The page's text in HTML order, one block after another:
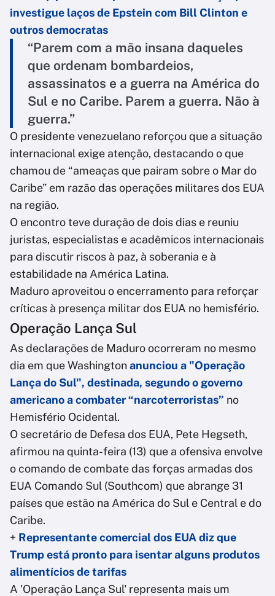
investigue laços de Epstein com Bill Clinton e
outros democratas
“Parem com a mão insana daqueles
que ordenam bombardeios,
assassinatos e a guerra na América do
Sul e no Caribe. Parem a guerra. Não à
guerra.”
O presidente venezuelano reforçou que a situação
internacional exige atenção, destacando o que
chamou de “ameaças que pairam sobre o Mar do
Caribe” em razão das operações militares dos EUA
na região.
O encontro teve duração de dois dias e reuniu
juristas, especialistas e acadêmicos internacionais
para discutir riscos à paz, à soberania e à
estabilidade na América Latina.
Maduro aproveitou o encerramento para reforçar
críticas à presença militar dos EUA no hemisfério.
Operação Lança Sul
As declarações de Maduro ocorreram no mesmo
dia em que Washingtonanunciou a "Operação
Lança do Sul", destinada, segundo o governo
americano a combater “narcoterroristas” no
Hemisfério Ocidental.
O secretário de Defesa dos EUA, Pete Hegseth,
afirmou na quinta-feira (13) que a ofensiva envolve
o comando de combate das forças armadas dos
EUA Comando Sul (Southcom) que abrange 31
países que estão na América do Sul e Central e do
Caribe.
+ Representante comercial dos EUA diz que
Trump está pronto para isentar alguns produtos
alimentícios de tarifas
A 'Operação Lança Sul' representa mais um